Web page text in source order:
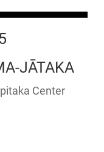
JĀTAKA
Center